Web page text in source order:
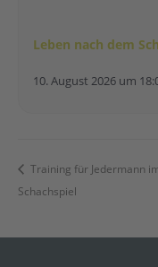
Leben nach dem
10. August 2026 um
Training für Jedermann
Schachspiel